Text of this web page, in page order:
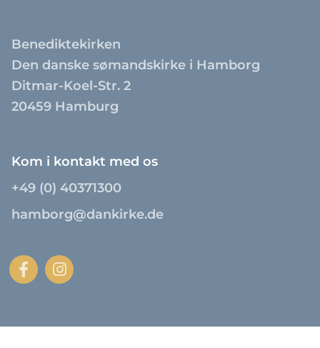
Benediktekirken
Den danske sømandskirke i Hamborg
Ditmar-Koel-Str. 2
20459 Hamburg
Kom i kontakt med os
+49 (0) 40371300
hamborg@dankirke.de